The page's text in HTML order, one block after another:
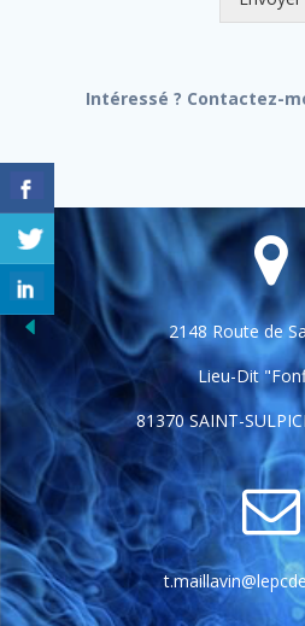
Intéressé ? Contactez-
2148 Route de
Lieu-Dit
81370 SAINT-